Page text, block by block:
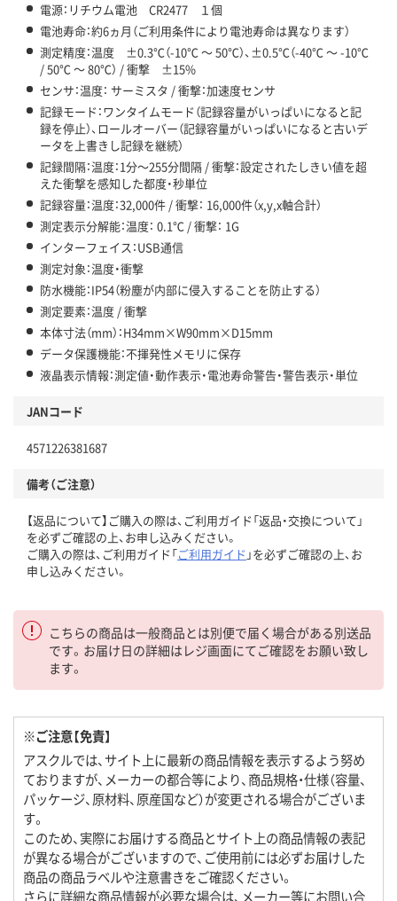
電源：リチウム電池 CR2477 １個
電池寿命：約6ヵ月（ご利用条件により電池寿命は異なります）
測定精度：温度 ±0.3℃（-10℃ ～ 50℃）、±0.5℃（-40℃ ～ -10℃
/ 50℃ ～ 80℃） / 衝撃 ±15%
センサ：温度： サーミスタ / 衝撃：加速度センサ
記録モード：ワンタイムモード（記録容量がいっぱいになると記
録を停止）、ロールオーバー（記録容量がいっぱいになると古いデ
ータを上書きし記録を継続）
記録間隔：温度：1分～255分間隔 / 衝撃：設定されたしきい値を超
えた衝撃を感知した都度・秒単位
記録容量：温度：32,000件 / 衝撃： 16,000件（x,y,x軸合計）
測定表示分解能：温度： 0.1℃ / 衝撃： 1G
インターフェイス：USB通信
測定対象：温度・衝撃
防水機能：IP54（粉塵が内部に侵入することを防止する）
測定要素：温度 / 衝撃
本体寸法（mm）：H34mm×W90mm×D15mm
データ保護機能：不揮発性メモリに保存
液晶表示情報：測定値・動作表示・電池寿命警告・警告表示・単位
JANコード
4571226381687
備考（ご注意）
【返品について】ご購入の際は、ご利用ガイド「返品・交換について」
を必ずご確認の上、お申し込みください。
ご購入の際は、ご利用ガイド「ご利用ガイド 」を必ずご確認の上、お
申し込みください。
こちらの商品は一般商品とは別便で届く場合がある別送品
です。お届け日の詳細はレジ画面にてご確認をお願い致し
ます。
※ご注意【免責】
アスクルでは、サイト上に最新の商品情報を表示するよう努め
ておりますが、メーカーの都合等により、商品規格・仕様（容量、
パッケージ、原材料、原産国など）が変更される場合がございま
す。
このため、実際にお届けする商品とサイト上の商品情報の表記
が異なる場合がございますので、ご使用前には必ずお届けした
商品の商品ラベルや注意書きをご確認ください。
さらに詳細な商品情報が必要な場合は、メーカー等にお問い合